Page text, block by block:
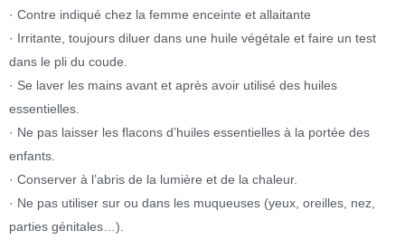
· Contre indiqué chez la femme enceinte et allaitante
· Irritante, toujours diluer dans une huile végétale et faire un test
dans le pli du coude.
· Se laver les mains avant et après avoir utilisé des huiles
essentielles.
· Ne pas laisser les flacons d’huiles essentielles à la portée des
enfants.
· Conserver à l’abris de la lumière et de la chaleur.
· Ne pas utiliser sur ou dans les muqueuses (yeux, oreilles, nez,
parties génitales…).